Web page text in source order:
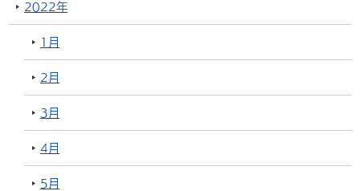
2022年
1月
2月
3月
4月
5月